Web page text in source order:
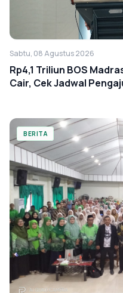
Sabtu, 08 Agustus 2026
Rp4,1 Triliun BOS
Cair, Cek Jadwal
BERITA